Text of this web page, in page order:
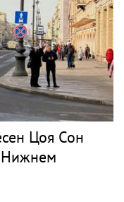
Цоя Сон
Нижнем